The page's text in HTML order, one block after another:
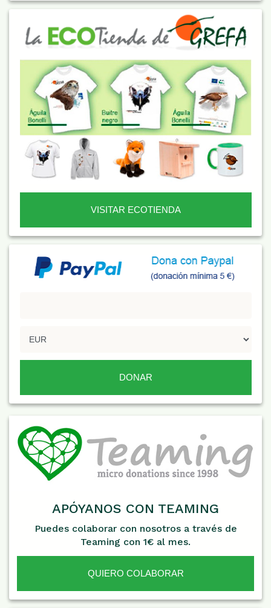
VISITAR ECOTIENDA
APÓYANOS CON TEAMING
Puedes colaborar con nosotros a través de
Teaming con 1€ al mes.
QUIERO COLABORAR